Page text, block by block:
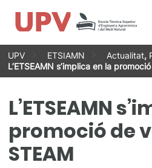
Vés
contingut
UPV ETSIAMN Actualitat,
L’ETSEAMN s’implica en la
L’ETSEAMN
promoció de
STEAM